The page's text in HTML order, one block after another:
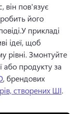
він пов'язує
його
У прикладі
ідеї, щоб
рівні. Змонтуйте
продукту за
, брендових
створених ШІ.